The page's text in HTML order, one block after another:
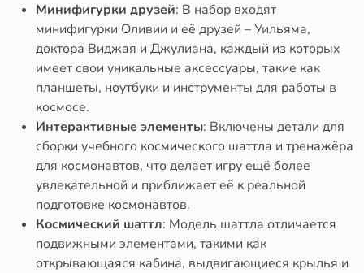
Минифигурки друзей: В набор входят
минифигурки Оливии и её друзей – Уильяма,
доктора Виджая и Джулиана, каждый из которых
имеет свои уникальные аксессуары, такие как
планшеты, ноутбуки и инструменты для работы в
космосе.
Интерактивные элементы: Включены детали для
сборки учебного космического шаттла и тренажёра
для космонавтов, что делает игру ещё более
увлекательной и приближает её к реальной
подготовке космонавтов.
Космический шаттл: Модель шаттла отличается
подвижными элементами, такими как
открывающаяся кабина, выдвигающиеся крылья и